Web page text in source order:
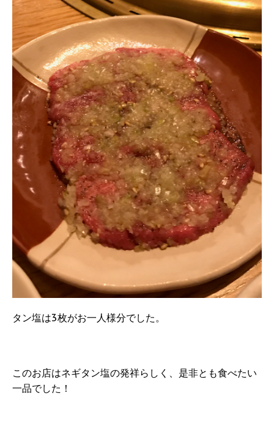
タン塩は3枚がお一人様分でした。
このお店はネギタン塩の発祥らしく、是非とも食べたい
一品でした！